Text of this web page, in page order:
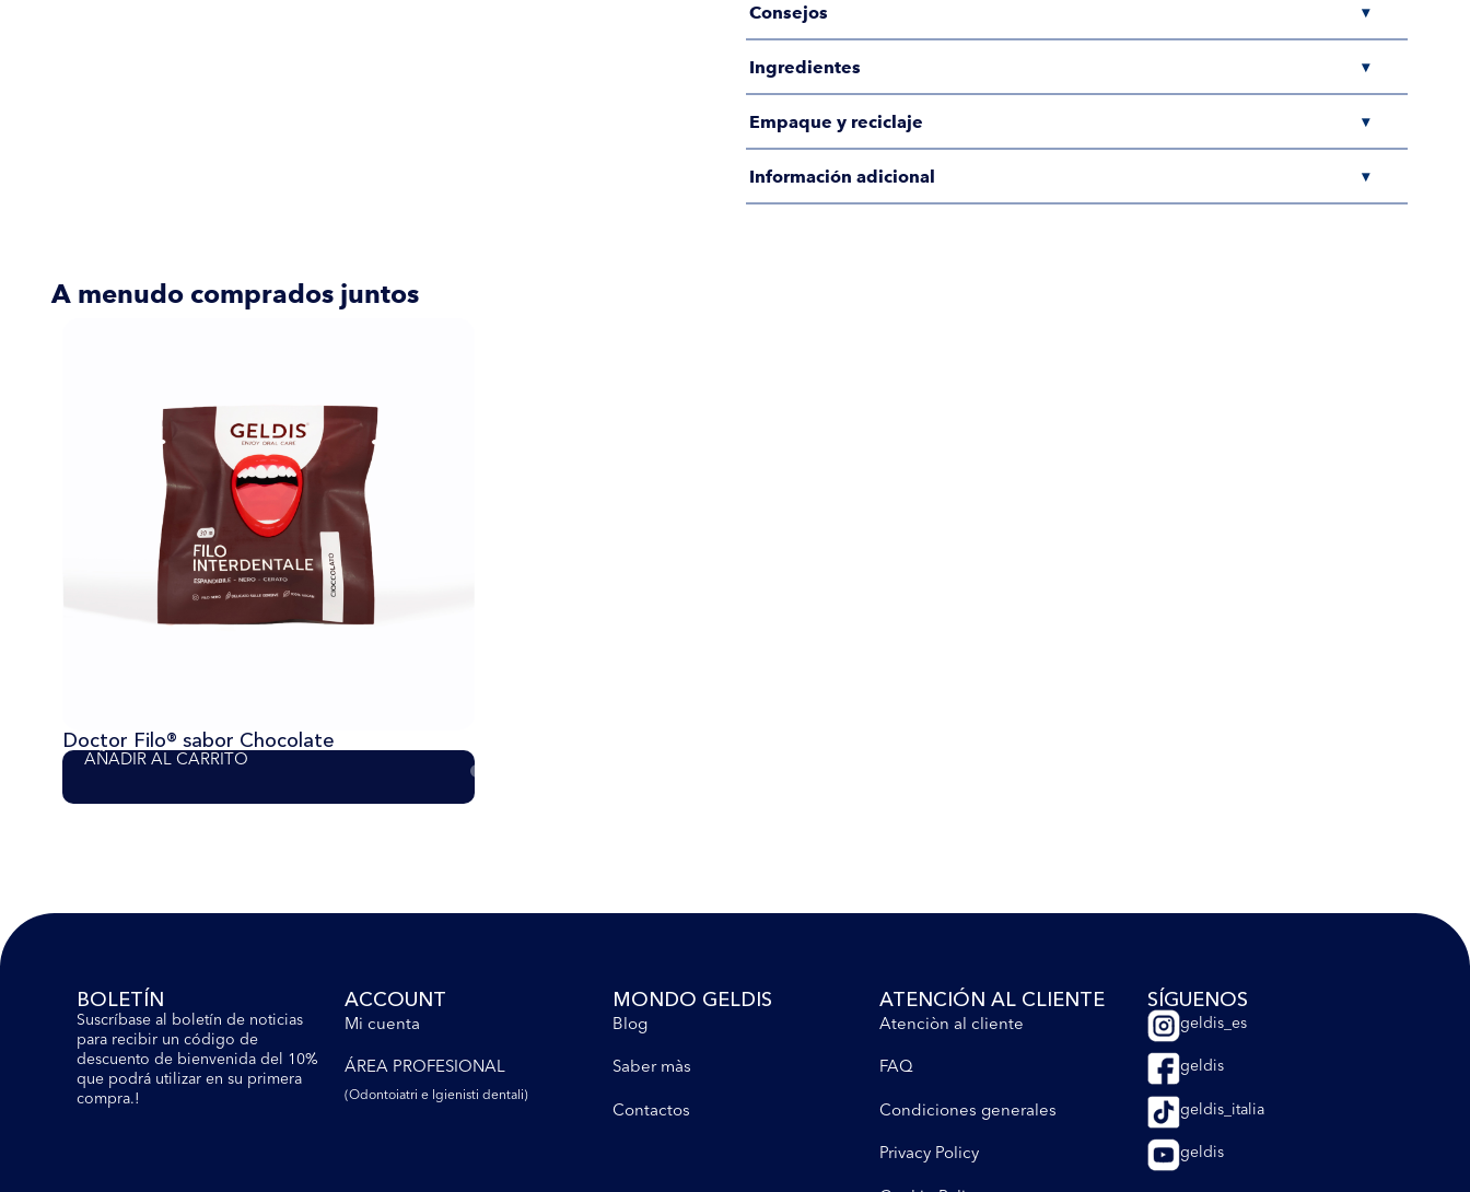
Consejos ▾
Ingredientes ▾
Empaque y reciclaje ▾
Información adicional ▾
A menudo comprados juntos
Doctor Filo® sabor Chocolate
AÑADIR AL CARRITO
BOLETÍN
Suscríbase al boletín de noticias
para recibir un código de
descuento de bienvenida del 10%
que podrá utilizar en su primera
compra.!
ACCOUNT
Mi cuenta
ÁREA PROFESIONAL
(Odontoiatri e lgienisti dentali)
MONDO GELDIS
Blog
Saber màs
Contactos
ATENCIÓN AL CLIENTE
Atenciòn al cliente
FAQ
Condiciones generales
Privacy Policy
SÍGUENOS
geldis_es
geldis
geldis_italia
geldis